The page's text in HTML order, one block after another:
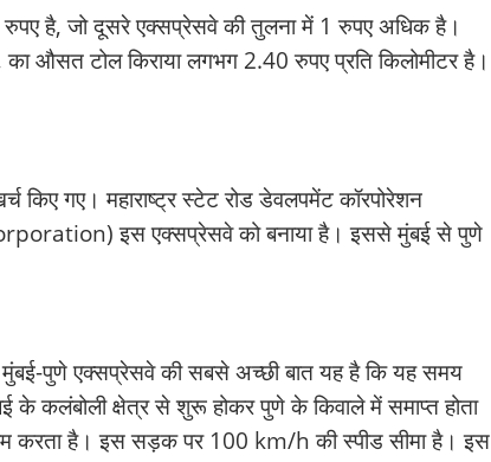
है, जो दूसरे एक्सप्रेसवे की तुलना में 1 रुपए अधिक है।
औसत टोल किराया लगभग 2.40 रुपए प्रति किलोमीटर है।
गए। महाराष्ट्र स्टेट रोड डेवलपमेंट कॉरपोरेशन
इस एक्सप्रेसवे को बनाया है। इससे मुंबई से पुणे
पुणे एक्सप्रेसवे की सबसे अच्छी बात यह है कि यह समय
के कलंबोली क्षेत्र से शुरू होकर पुणे के किवाले में समाप्त होता
करता है। इस सड़क पर 100 km/h की स्पीड सीमा है। इस